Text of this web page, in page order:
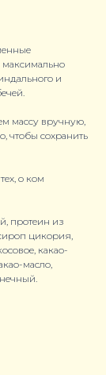
максимально
и
массу вручную,
чтобы сохранить
о ком
протеин из
цикория,
какао-
масло,